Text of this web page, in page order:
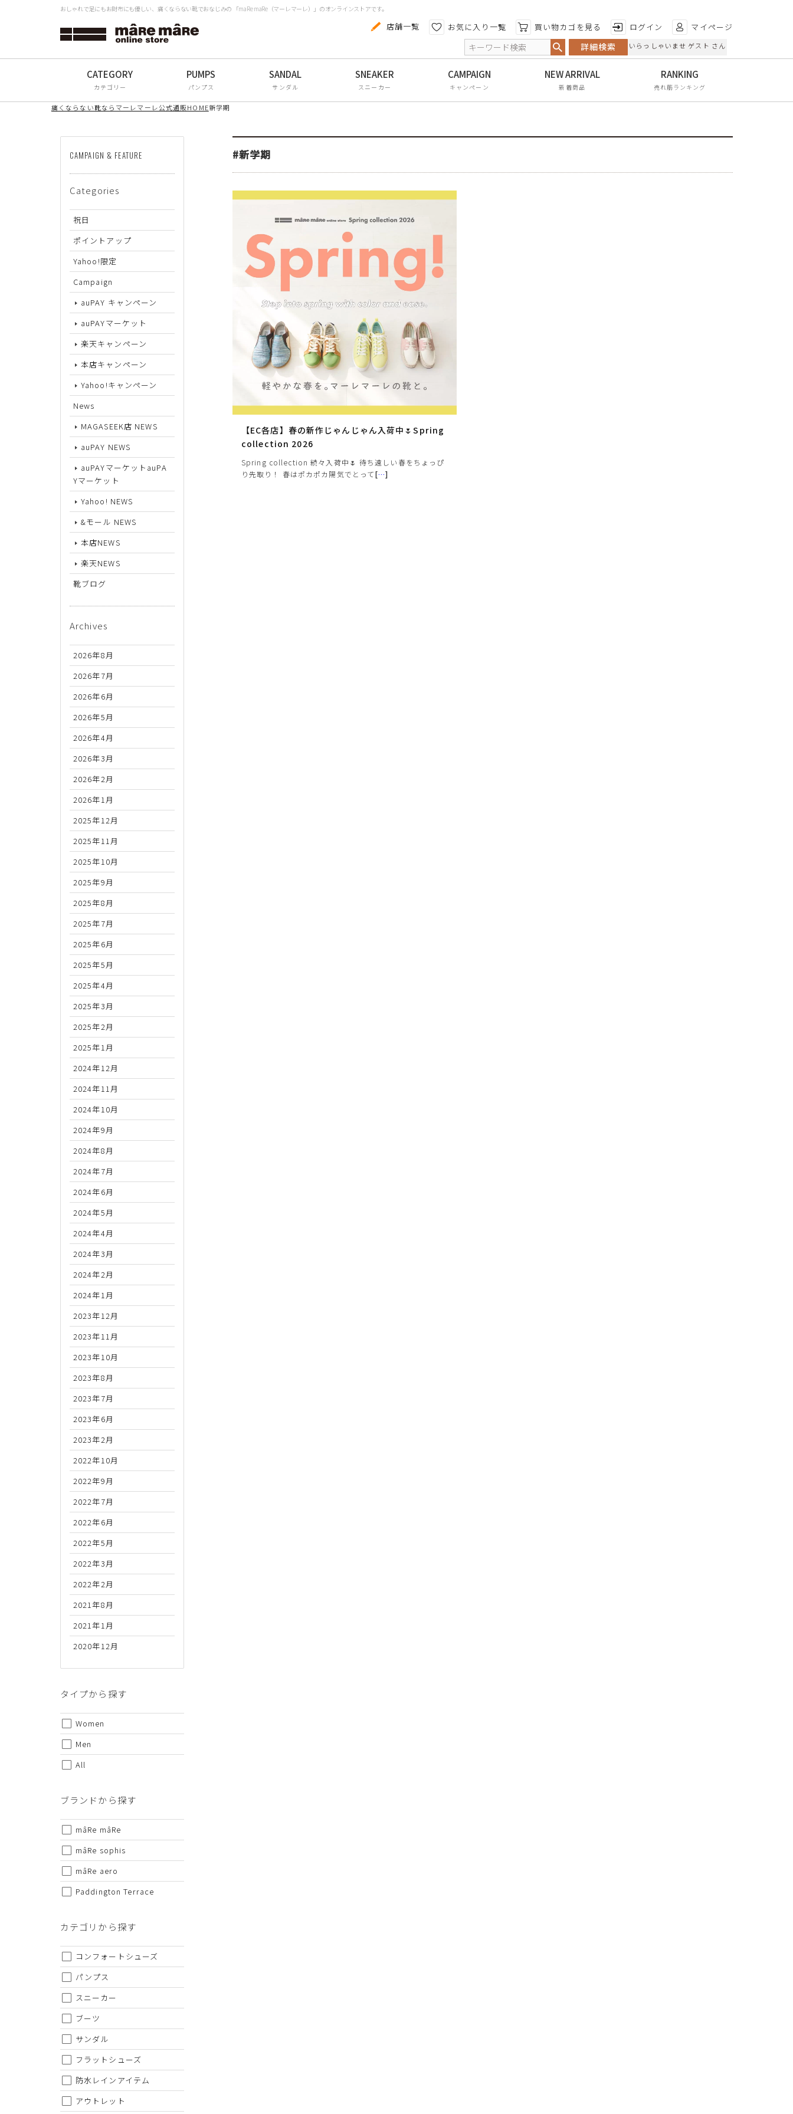
おしゃれで足にもお財布にも優しい、痛くならない靴でおなじみの 「maRe maRe（マーレマーレ）」のオンラインストアです。
店舗一覧 お気に入り一覧 買い物カゴを見る ログイン マイページ
詳細検索 いらっしゃいませ ゲスト さん
カテゴリー パンプス サンダル スニーカー キャンペーン 新着商品 売れ筋ランキング
痛くならない靴ならマーレマーレ公式通販HOME新学期
#新学期
【EC各店】春の新作じゃんじゃん入荷中🌷Spring
collection 2026
Spring collection 続々入荷中🌷 待ち遠しい春をちょっぴ
り先取り！ 春はポカポカ陽気でとって[…]
CAMPAIGN & FEATURE
Categories
祝日
ポイントアップ
Yahoo!限定
Campaign
auPAY キャンペーン
auPAYマーケット
楽天キャンペーン
本店キャンペーン
Yahoo!キャンペーン
News
MAGASEEK店 NEWS
auPAY NEWS
auPAYマーケットauPA
Yマーケット
Yahoo! NEWS
&モール NEWS
本店NEWS
楽天NEWS
靴ブログ
Archives
2026年8月
2026年7月
2026年6月
2026年5月
2026年4月
2026年3月
2026年2月
2026年1月
2025年12月
2025年11月
2025年10月
2025年9月
2025年8月
2025年7月
2025年6月
2025年5月
2025年4月
2025年3月
2025年2月
2025年1月
2024年12月
2024年11月
2024年10月
2024年9月
2024年8月
2024年7月
2024年6月
2024年5月
2024年4月
2024年3月
2024年2月
2024年1月
2023年12月
2023年11月
2023年10月
2023年8月
2023年7月
2023年6月
2023年2月
2022年10月
2022年9月
2022年7月
2022年6月
2022年5月
2022年3月
2022年2月
2021年8月
2021年1月
2020年12月
タイプから探す
Women
Men
All
ブランドから探す
mâRe mâRe
mâRe sophis
mâRe aero
Paddington Terrace
カテゴリから探す
コンフォートシューズ
パンプス
スニーカー
ブーツ
サンダル
フラットシューズ
防水レインアイテム
アウトレット
代金のお支払い方法について
金引換の中からお好きな決済方法をお選びいただけます。
・掲載されております商品の色はPCモニターにより色目に相違が生じる場合があります。予めご了承下さい。
・掲載されております画像を許可無くご使用にならないで下さい。お使いになりたい場合はお問い合せよりご連絡下さい。
・仕様および外観・価格は予告なく変更されることがあります。予めご了承下さい。
・当オンラインストアと実店舗では、一部商品にて割引率が異なります
・ご試着につきましては必ず屋内でお願いします。
タイプから探す
Women
All
ブランドから探す
コンフォートシューズ
パンプス
スニーカー
フラットシューズ
防水レインアイテム
アウトレット
色から探す 特徴から探す
日本製
手染め
甲高・幅広
屈曲性
サイズから探す
22cm
22.5cm
23cm
23.5cm
24cm
24.5cm
25cm
26cm
26.5cm
27cm
ヒールの高さから探す
1㎝未満
1cm以上2cm未満
2cm以上3cm未満
3cm以上4cm未満
4cm以上5cm未満
5cm以上6cm未満
6cm以上7cm未満